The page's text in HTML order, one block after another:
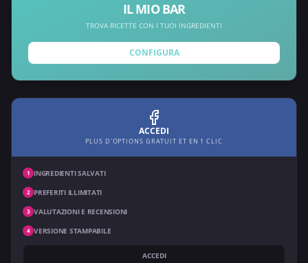
IL MIO BAR
TROVA RICETTE CON I TUOI INGREDIENTI
CONFIGURA
ACCEDI
PLUS D'OPTIONS GRATUIT ET EN 1 CLIC
1 INGREDIENTI SALVATI
2 PREFERITI ILLIMITATI
3 VALUTAZIONI E RECENSIONI
4 VERSIONE STAMPABILE
ACCEDI